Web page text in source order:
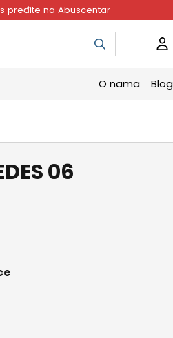
pređite na Abuscentar
O nama Blog
06